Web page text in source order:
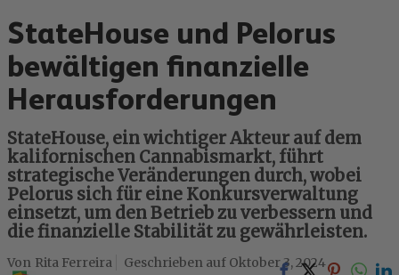
StateHouse und Pelorus
bewältigen finanzielle
Herausforderungen
StateHouse, ein wichtiger Akteur auf dem
kalifornischen Cannabismarkt, führt
strategische Veränderungen durch, wobei
Pelorus sich für eine Konkursverwaltung
einsetzt, um den Betrieb zu verbessern und
die finanzielle Stabilität zu gewährleisten.
Rita Ferreira Oktober 3, 2024